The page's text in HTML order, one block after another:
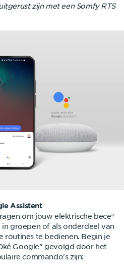
zijn met een Somfy RTS
Assistent
om jouw elektrische bece®
groepen of als onderdeel van
routines te bedienen. Begin je
Google" gevolgd door het
commando's zijn: